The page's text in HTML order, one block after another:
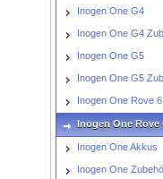
Inogen One G4
Inogen One G4
Inogen One G5
Inogen One G5
Inogen One Rove 6
Inogen One Rove
Inogen One Akkus
Inogen One